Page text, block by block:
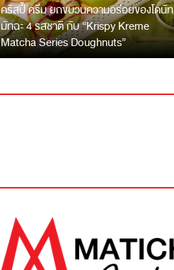
คริสปี้ ครีม ยกขบวนความอร่อยของโดนัท
มัทฉะ 4 รสชาติ กับ “Krispy Kreme
Matcha Series Doughnuts”